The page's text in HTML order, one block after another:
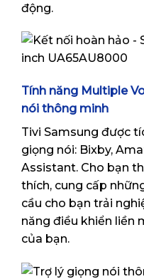
động.
Tính năng Multiple
nói thông minh
Tivi Samsung được
giọng nói: Bixby,
Assistant. Cho bạn
thích, cung cấp
cầu cho bạn trải
năng điều khiển liền
của bạn.